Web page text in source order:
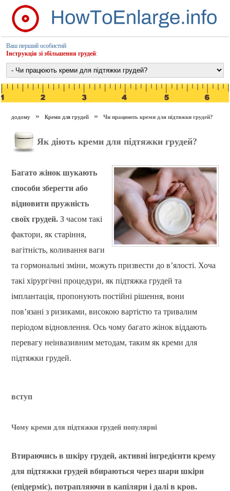
Ваш перший особистий
Інструкція зі збільшення грудей:
додому Креми для грудей Чи працюють креми для підтяжки грудей?
Як діють креми для підтяжки грудей?
Багато жінок шукають
способи зберегти або
відновити пружність
своїх грудей. З часом такі
фактори, як старіння,
вагітність, коливання ваги
та гормональні зміни, можуть призвести до в’ялості. Хоча
такі хірургічні процедури, як підтяжка грудей та
імплантація, пропонують постійні рішення, вони
пов’язані з ризиками, високою вартістю та тривалим
періодом відновлення. Ось чому багато жінок віддають
перевагу неінвазивним методам, таким як креми для
підтяжки грудей.
вступ
Чому креми для підтяжки грудей популярні
Втираючись в шкіру грудей, активні інгредієнти крему
для підтяжки грудей вбираються через шари шкіри
(епідерміс), потрапляючи в капіляри і далі в кров.